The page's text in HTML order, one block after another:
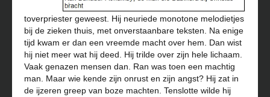
toverpriester geweest. Hij neuriede monotone melodietjes
bij de zieken thuis, met onverstaanbare teksten. Na enige
tijd kwam er dan een vreemde macht over hem. Dan wist
hij niet meer wat hij deed. Hij trilde over zijn hele lichaam.
Vaak genazen mensen dan. Ran was toen een machtig
man. Maar wie kende zijn onrust en zijn angst? Hij zat in
de ijzeren greep van boze machten. Tenslotte wilde hij